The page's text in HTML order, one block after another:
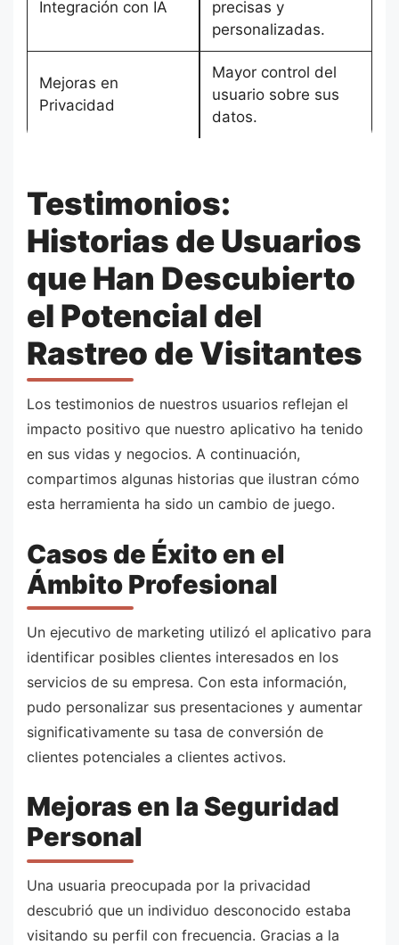
Integración con IA
precisas y
personalizadas.
Mejoras en
Privacidad
Mayor control del
usuario sobre sus
datos.
Testimonios:
Historias de Usuarios
que Han Descubierto
el Potencial del
Rastreo de Visitantes
Los testimonios de nuestros usuarios reflejan el
impacto positivo que nuestro aplicativo ha tenido
en sus vidas y negocios. A continuación,
compartimos algunas historias que ilustran cómo
esta herramienta ha sido un cambio de juego.
Casos de Éxito en el
Ámbito Profesional
Un ejecutivo de marketing utilizó el aplicativo para
identificar posibles clientes interesados en los
servicios de su empresa. Con esta información,
pudo personalizar sus presentaciones y aumentar
significativamente su tasa de conversión de
clientes potenciales a clientes activos.
Mejoras en la Seguridad
Personal
Una usuaria preocupada por la privacidad
descubrió que un individuo desconocido estaba
visitando su perfil con frecuencia. Gracias a la